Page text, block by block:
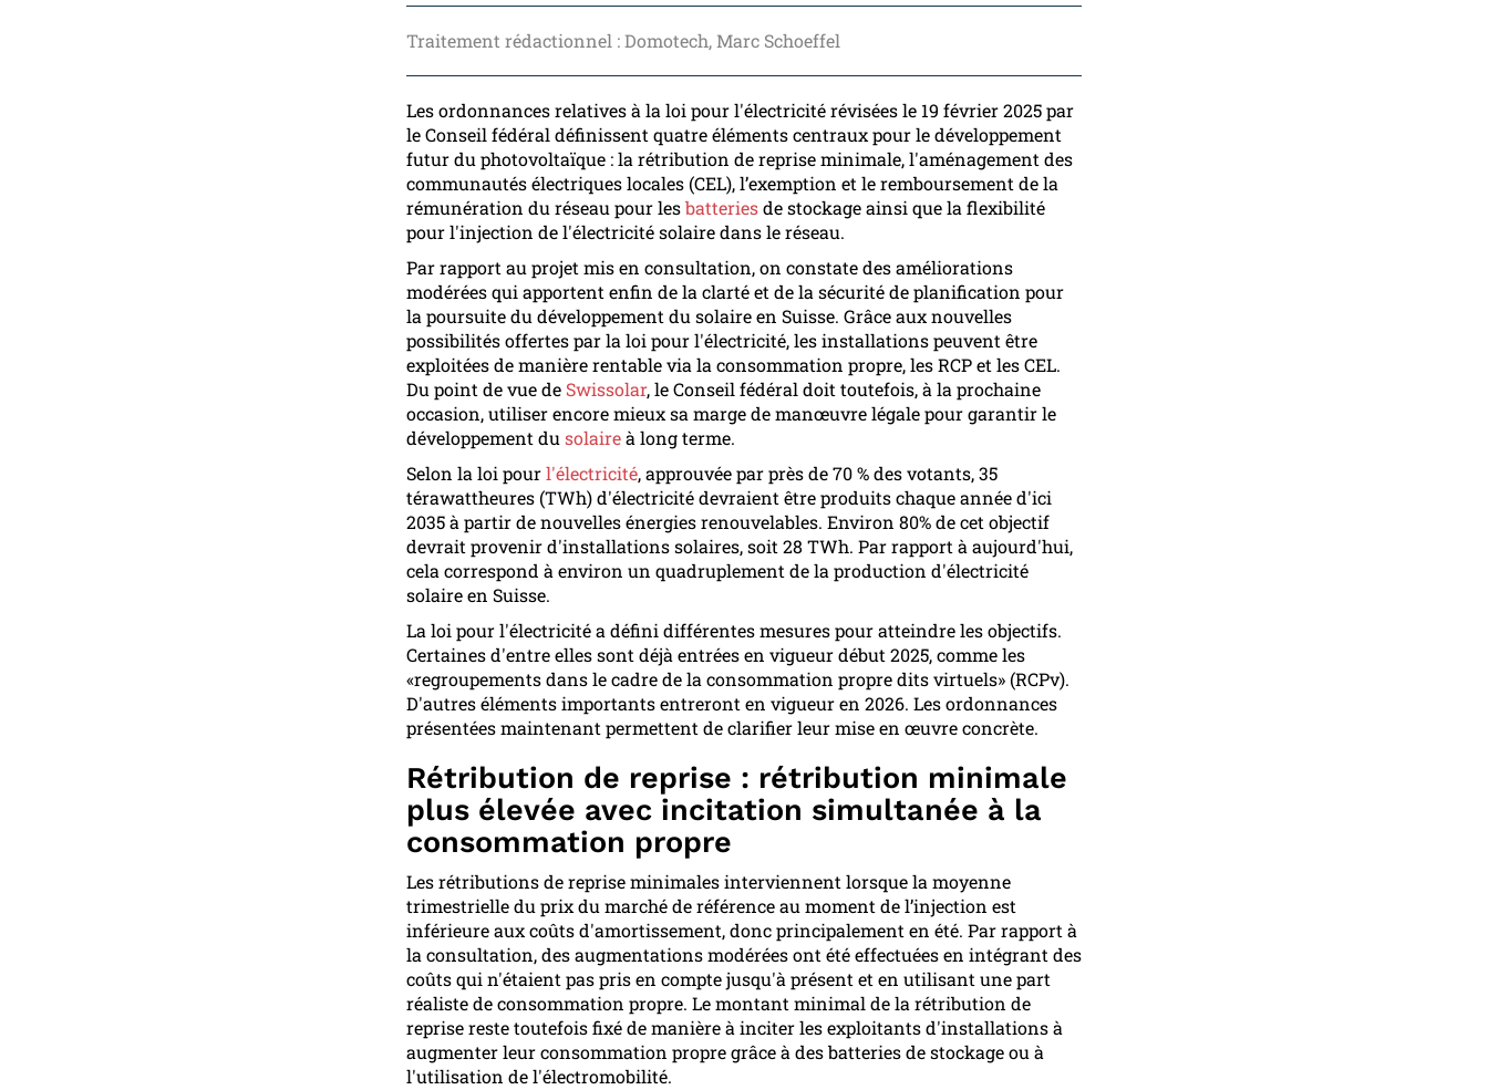
Traitement rédactionnel : Domotech, Marc Schoeffel
Les ordonnances relatives à la loi pour l'électricité révisées le 19 février 2025 par
le Conseil fédéral définissent quatre éléments centraux pour le développement
futur du photovoltaïque : la rétribution de reprise minimale, l'aménagement des
communautés électriques locales (CEL), l’exemption et le remboursement de la
rémunération du réseau pour lesbatteriesde stockage ainsi que la flexibilité
pour l'injection de l'électricité solaire dans le réseau.
Par rapport au projet mis en consultation, on constate des améliorations
modérées qui apportent enfin de la clarté et de la sécurité de planification pour
la poursuite du développement du solaire en Suisse. Grâce aux nouvelles
possibilités offertes par la loi pour l'électricité, les installations peuvent être
exploitées de manière rentable via la consommation propre, les RCP et les CEL.
Du point de vue de Swissolar, le Conseil fédéral doit toutefois, à la prochaine
occasion, utiliser encore mieux sa marge de manœuvre légale pour garantir le
développement dusolaireà long terme.
Selon la loi pourl'électricité, approuvée par près de 70 % des votants, 35
térawattheures (TWh) d'électricité devraient être produits chaque année d'ici
2035 à partir de nouvelles énergies renouvelables. Environ 80% de cet objectif
devrait provenir d'installations solaires, soit 28 TWh. Par rapport à aujourd'hui,
cela correspond à environ un quadruplement de la production d'électricité
solaire en Suisse.
La loi pour l'électricité a défini différentes mesures pour atteindre les objectifs.
Certaines d'entre elles sont déjà entrées en vigueur début 2025, comme les
«regroupements dans le cadre de la consommation propre dits virtuels» (RCPv).
D'autres éléments importants entreront en vigueur en 2026. Les ordonnances
présentées maintenant permettent de clarifier leur mise en œuvre concrète.
Rétribution de reprise : rétribution minimale
plus élevée avec incitation simultanée à la
consommation propre
Les rétributions de reprise minimales interviennent lorsque la moyenne
trimestrielle du prix du marché de référence au moment de l’injection est
inférieure aux coûts d'amortissement, donc principalement en été. Par rapport à
la consultation, des augmentations modérées ont été effectuées en intégrant des
coûts qui n'étaient pas pris en compte jusqu'à présent et en utilisant une part
réaliste de consommation propre. Le montant minimal de la rétribution de
reprise reste toutefois fixé de manière à inciter les exploitants d'installations à
augmenter leur consommation propre grâce à des batteries de stockage ou à
l'utilisation de l'électromobilité.